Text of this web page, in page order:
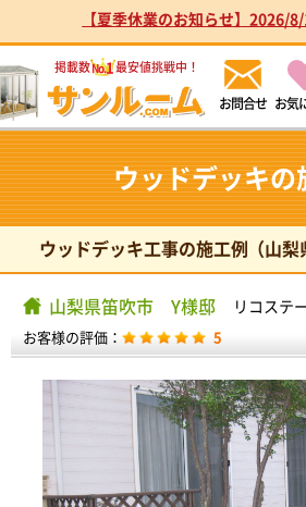
【夏季休業のお知らせ】2026/
掲載数No.1最安値挑戦中！
お気
ウッドデッキの
ウッドデッキ工事の施工例（山
山梨県笛吹市 Y様邸 リコステ
お客様の評価： 5